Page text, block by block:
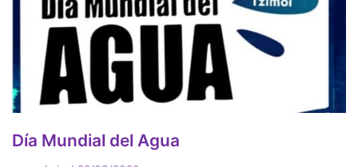
Día Mundial del Agua